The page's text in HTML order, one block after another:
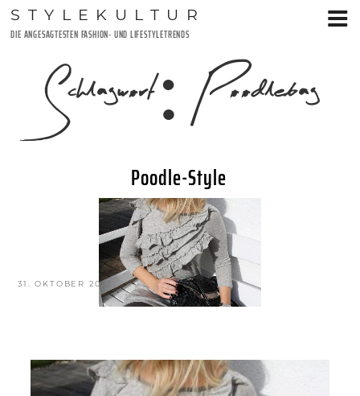
Zum
Inhalt
STYLEKULTUR
DIE ANGESAGTESTEN FASHION- UND LIFESTYLETRENDS
Schlagwort:Poodlebag
VERÖFFENTLICHT
31. OKTOBER 2012
Poodle-Style